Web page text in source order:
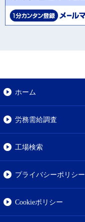
ホーム
労務需給調査
工場検索
プライバシーポリシー
Cookieポリシー